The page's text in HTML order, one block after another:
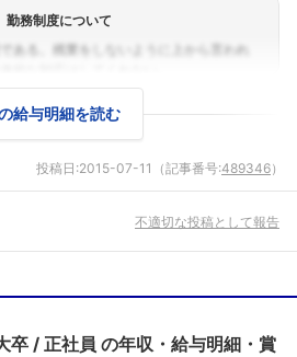
勤務制度について
給与明細を読む
投稿日:2015-07-11 （記事番号:489346）
不適切な投稿として報告
卒 正社員 の年収・給与明細・賞